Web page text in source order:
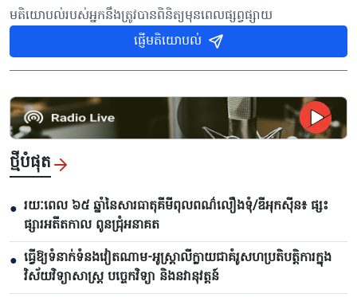
មតិយោបល់របស់អ្នកនឹងត្រូវបានពិនិត្យមុនពេលផ្សព្វផ្សាយ
ផ្ញើមតិយោបល់
ថ្មីបំផុត
● រយៈពេល ៦៥ ឆ្នាំនៃសារធាតុគីមីពុលពណ៌លឿងទុំ/ឌីអុកស៊ីន៖ ផ្សះ
ផ្សារអតីតកាល ពូនជ្រុំអនាគត
● ធ្វើឱ្យទំនាក់ទំនងវៀតណាម-អូស្ត្រាលីក្លាយជាគំរូសហប្រតិបត្តិការក្នុង
វិស័យវិទ្យាសាស្ត្រ បច្ចេកវិទ្យា និងនវានុវត្តន៍